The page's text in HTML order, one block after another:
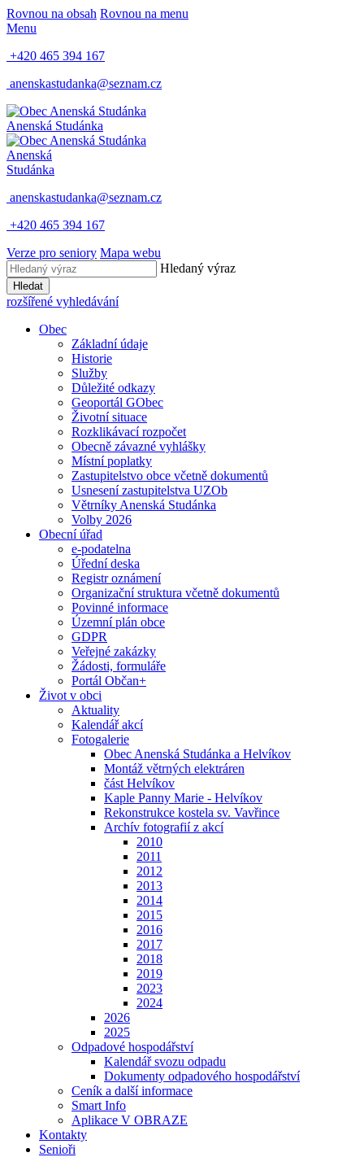
Rovnou na obsah Rovnou na menu
Menu
+420 465 394 167
anenskastudanka@seznam.cz
Anenská Studánka
Anenská
Studánka
anenskastudanka@seznam.cz
+420 465 394 167
Verze pro seniory Mapa webu
Hledaný výraz
Hledat
rozšířené vyhledávání
Obec
Základní údaje
Historie
Služby
Důležité odkazy
Geoportál GObec
Životní situace
Rozklikávací rozpočet
Obecně závazné vyhlášky
Místní poplatky
Zastupitelstvo obce včetně dokumentů
Usnesení zastupitelstva UZOb
Větrníky Anenská Studánka
Volby 2026
Obecní úřad
e-podatelna
Úřední deska
Registr oznámení
Organizační struktura včetně dokumentů
Povinné informace
Územní plán obce
GDPR
Veřejné zakázky
Žádosti, formuláře
Portál Občan+
Život v obci
Aktuality
Kalendář akcí
Fotogalerie
Obec Anenská Studánka a Helvíkov
Montáž větrných elektráren
část Helvíkov
Kaple Panny Marie - Helvíkov
Rekonstrukce kostela sv. Vavřince
Archív fotografií z akcí
2010
2011
2012
2013
2014
2015
2016
2017
2018
2019
2023
2024
2026
2025
Odpadové hospodářství
Kalendář svozu odpadu
Dokumenty odpadového hospodářství
Ceník a další informace
Smart Info
Aplikace V OBRAZE
Kontakty
Senioři